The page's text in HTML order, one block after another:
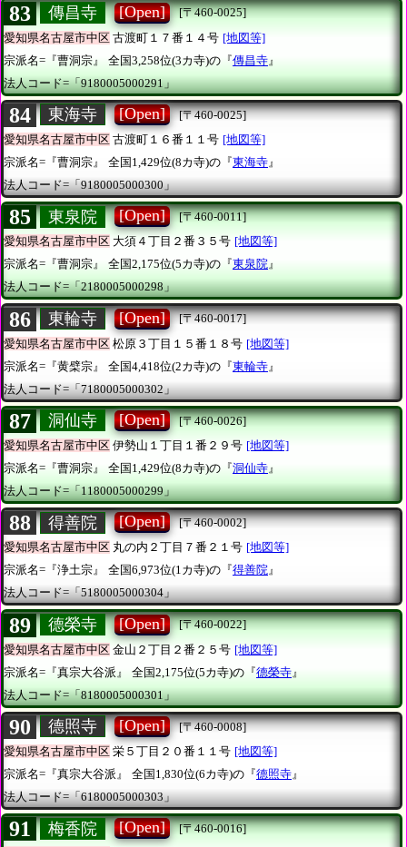
83 傳昌寺 [Open]
[〒460-0025]
愛知県名古屋市中区 古渡町１７番１４号 [地図等]
宗派名=『曹洞宗』
全国3,258位(3カ寺)の『傳昌寺 』
法人コード=「9180005000291」
84 東海寺 [Open]
[〒460-0025]
愛知県名古屋市中区 古渡町１６番１１号 [地図等]
宗派名=『曹洞宗』
全国1,429位(8カ寺)の『東海寺 』
法人コード=「9180005000300」
85 東泉院 [Open]
[〒460-0011]
愛知県名古屋市中区 大須４丁目２番３５号 [地図等]
宗派名=『曹洞宗』
全国2,175位(5カ寺)の『東泉院』
法人コード=「2180005000298」
86 東輪寺 [Open]
[〒460-0017]
愛知県名古屋市中区 松原３丁目１５番１８号 [地図等]
宗派名=『黄檗宗』
全国4,418位(2カ寺)の『東輪寺 』
法人コード=「7180005000302」
87 洞仙寺 [Open]
[〒460-0026]
愛知県名古屋市中区 伊勢山１丁目１番２９号 [地図等]
宗派名=『曹洞宗』
全国1,429位(8カ寺)の『洞仙寺 』
法人コード=「1180005000299」
88 得善院 [Open]
[〒460-0002]
愛知県名古屋市中区 丸の内２丁目７番２１号 [地図等]
宗派名=『浄土宗』
全国6,973位(1カ寺)の『得善院』
法人コード=「5180005000304」
89 德榮寺 [Open]
[〒460-0022]
愛知県名古屋市中区 金山２丁目２番２５号 [地図等]
宗派名=『真宗大谷派』
全国2,175位(5カ寺)の『德榮寺 』
法人コード=「8180005000301」
90 德照寺 [Open]
[〒460-0008]
愛知県名古屋市中区 栄５丁目２０番１１号 [地図等]
宗派名=『真宗大谷派』
全国1,830位(6カ寺)の『德照寺 』
法人コード=「6180005000303」
91 梅香院 [Open]
[〒460-0016]